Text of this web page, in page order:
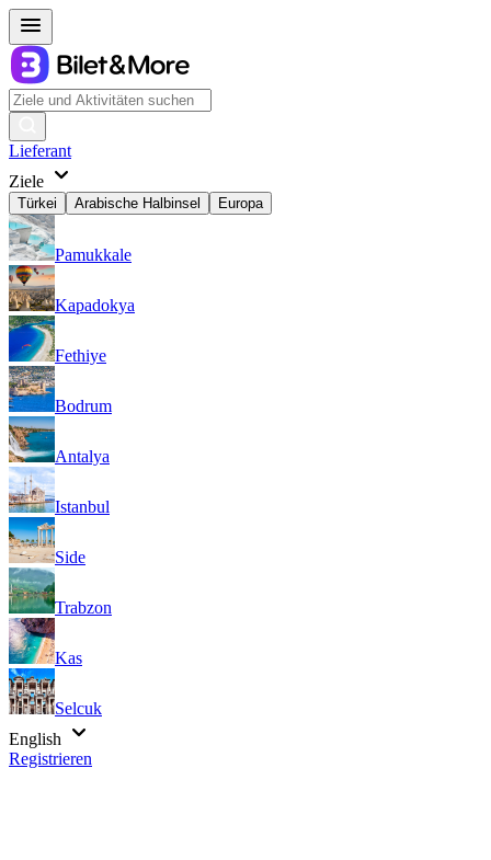
Lieferant
Ziele
Türkei Arabische Halbinsel Europa
Pamukkale
Kapadokya
Fethiye
Bodrum
Antalya
Istanbul
Side
Trabzon
Kas
Selcuk
English
Registrieren